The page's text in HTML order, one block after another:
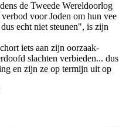
de Tweede Wereldoorlog
voor Joden om hun vee
echt niet steunen", is zijn
iets aan zijn oorzaak-
slachten verbieden... dus
en zijn ze op termijn uit op